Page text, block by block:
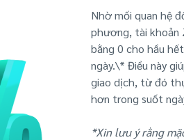
Nhờ mối quan hệ
phương, tài khoản
bằng 0 cho hầu
ngày.\* Điều này
giao dịch, từ đó
hơn trong suốt
*Xin lưu ý rằng